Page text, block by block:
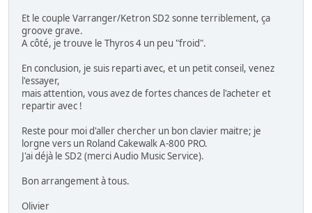
Et le couple Varranger/Ketron SD2 sonne terriblement, ça
groove grave.
A côté, je trouve le Thyros 4 un peu "froid".
En conclusion, je suis reparti avec, et un petit conseil, venez
l'essayer,
mais attention, vous avez de fortes chances de l'acheter et
repartir avec !
Reste pour moi d'aller chercher un bon clavier maitre; je
lorgne vers un Roland Cakewalk A-800 PRO.
J'ai déjà le SD2 (merci Audio Music Service).
Bon arrangement à tous.
Olivier